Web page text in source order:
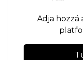
Adja hozzá